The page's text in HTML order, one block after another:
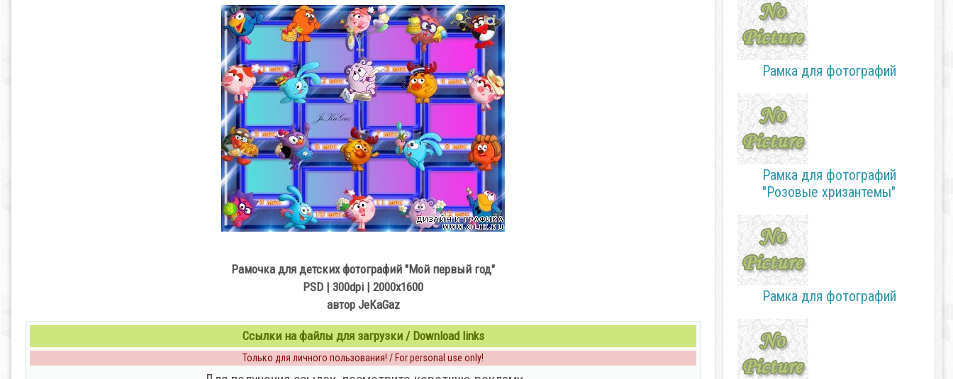
Рамочка для детских фотографий "Мой первый год"
PSD | 300dpi | 2000x1600
автор JeKaGaz
Ссылки на файлы для загрузки / Download links
Только для личного пользования! / For personal use only!
Рамка для фотографий
Рамка для фотографий
"Розовые хризантемы"
Рамка для фотографий